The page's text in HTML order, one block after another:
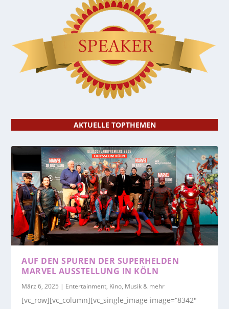
AKTUELLE TOPTHEMEN
AUF DEN SPUREN DER SUPERHELDEN
MARVEL AUSSTELLUNG IN KÖLN
März 6, 2025 | Entertainment, Kino, Musik & mehr
[vc_row][vc_column][vc_single_image image=“8342″